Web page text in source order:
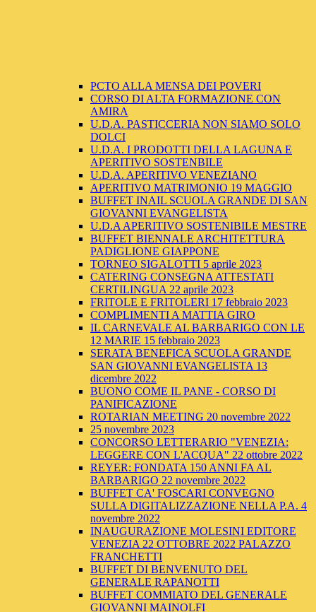
PCTO ALLA MENSA DEI POVERI
CORSO DI ALTA FORMAZIONE CON
AMIRA
U.D.A. PASTICCERIA NON SIAMO SOLO
DOLCI
U.D.A. I PRODOTTI DELLA LAGUNA E
APERITIVO SOSTENBILE
U.D.A. APERITIVO VENEZIANO
APERITIVO MATRIMONIO 19 MAGGIO
BUFFET INAIL SCUOLA GRANDE DI SAN
GIOVANNI EVANGELISTA
U.D.A APERITIVO SOSTENIBILE MESTRE
BUFFET BIENNALE ARCHITETTURA
PADIGLIONE GIAPPONE
TORNEO SIGALOTTI 5 aprile 2023
CATERING CONSEGNA ATTESTATI
CERTILINGUA 22 aprile 2023
FRITOLE E FRITOLERI 17 febbraio 2023
COMPLIMENTI A MATTIA GIRO
IL CARNEVALE AL BARBARIGO CON LE
12 MARIE 15 febbraio 2023
SERATA BENEFICA SCUOLA GRANDE
SAN GIOVANNI EVANGELISTA 13
dicembre 2022
BUONO COME IL PANE - CORSO DI
PANIFICAZIONE
ROTARIAN MEETING 20 novembre 2022
25 novembre 2023
CONCORSO LETTERARIO "VENEZIA:
LEGGERE CON L'ACQUA" 22 ottobre 2022
REYER: FONDATA 150 ANNI FA AL
BARBARIGO 22 novembre 2022
BUFFET CA' FOSCARI CONVEGNO
SULLA DIGITALIZZAZIONE NELLA P.A. 4
novembre 2022
INAUGURAZIONE MOLESINI EDITORE
VENEZIA 22 OTTOBRE 2022 PALAZZO
FRANCHETTI
BUFFET DI BENVENUTO DEL
GENERALE RAPANOTTI
BUFFET COMMIATO DEL GENERALE
GIOVANNI MAINOLFI